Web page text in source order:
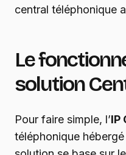
central téléphonique
Le
solution
Pour faire simple, l’IP
téléphonique